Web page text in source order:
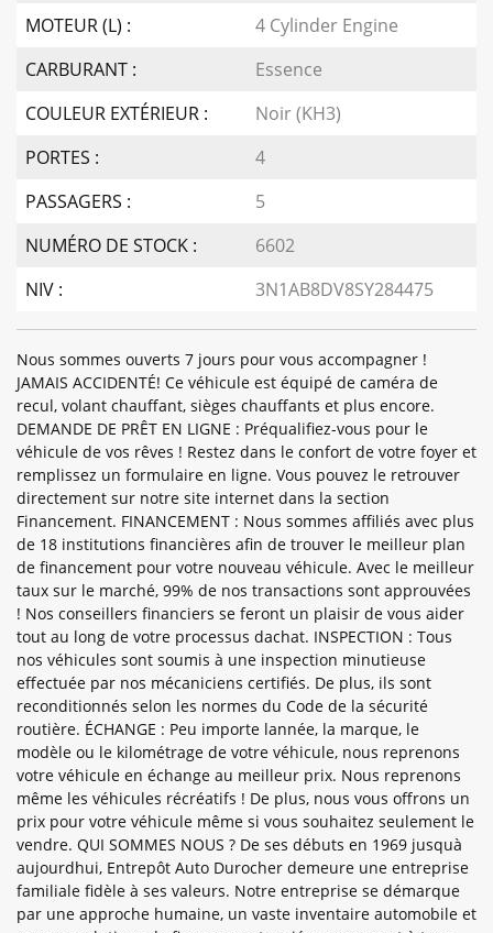
MOTEUR (L) :
4 Cylinder Engine
CARBURANT :
Essence
COULEUR EXTÉRIEUR :
Noir (KH3)
PORTES :
4
PASSAGERS :
5
NUMÉRO DE STOCK :
6602
NIV :
3N1AB8DV8SY284475
Nous sommes ouverts 7 jours pour vous accompagner !
JAMAIS ACCIDENTÉ! Ce véhicule est équipé de caméra de
recul, volant chauffant, sièges chauffants et plus encore.
DEMANDE DE PRÊT EN LIGNE : Préqualifiez-vous pour le
véhicule de vos rêves ! Restez dans le confort de votre foyer et
remplissez un formulaire en ligne. Vous pouvez le retrouver
directement sur notre site internet dans la section
Financement. FINANCEMENT : Nous sommes affiliés avec plus
de 18 institutions financières afin de trouver le meilleur plan
de financement pour votre nouveau véhicule. Avec le meilleur
taux sur le marché, 99% de nos transactions sont approuvées
! Nos conseillers financiers se feront un plaisir de vous aider
tout au long de votre processus dachat. INSPECTION : Tous
nos véhicules sont soumis à une inspection minutieuse
effectuée par nos mécaniciens certifiés. De plus, ils sont
reconditionnés selon les normes du Code de la sécurité
routière. ÉCHANGE : Peu importe lannée, la marque, le
modèle ou le kilométrage de votre véhicule, nous reprenons
votre véhicule en échange au meilleur prix. Nous reprenons
même les véhicules récréatifs ! De plus, nous vous offrons un
prix pour votre véhicule même si vous souhaitez seulement le
vendre. QUI SOMMES NOUS ? De ses débuts en 1969 jusquà
aujourdhui, Entrepôt Auto Durocher demeure une entreprise
familiale fidèle à ses valeurs. Notre entreprise se démarque
par une approche humaine, un vaste inventaire automobile et